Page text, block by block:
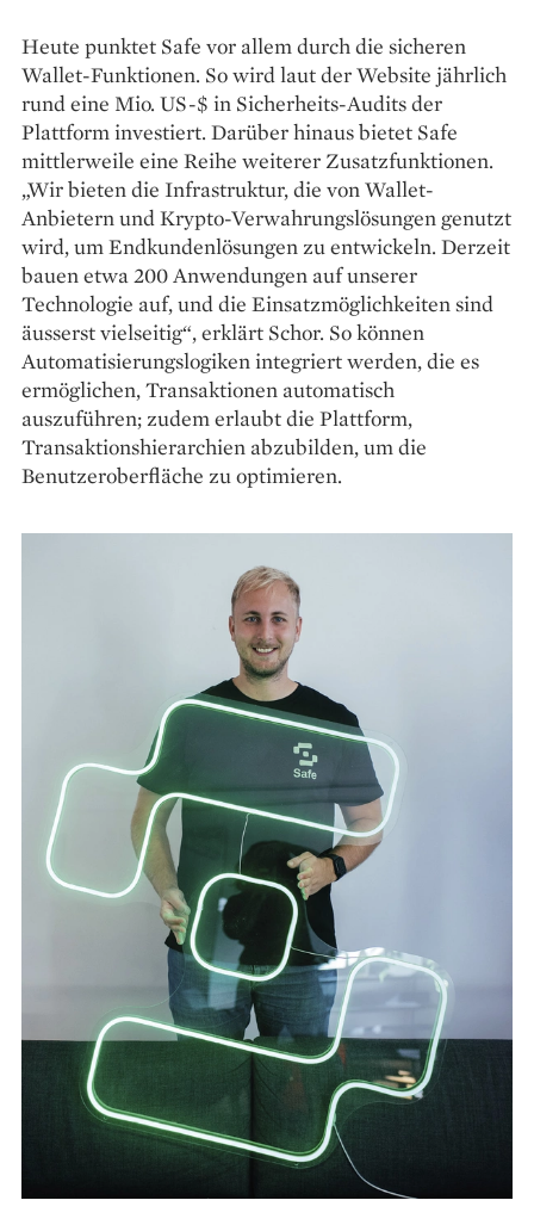
Heute punktet Safe vor ­allem durch die sicheren
Wallet-Funktio­nen. So wird laut der Website jährlich
rund eine Mio. US-$ in ­Sicherheits-Audits der
Plattform investiert. Darüber hinaus bietet Safe
mittlerweile eine Reihe weiterer Zusatzfunktionen.
„Wir bieten die In­frastruktur, die von Wallet-
Anbietern und Krypto-Verwahrungslösungen genutzt
wird, um Endkundenlösungen zu ent­wickeln. Derzeit
bauen etwa 200 Anwendungen auf unserer
Technologie auf, und die Einsatzmöglichkeiten sind
äusserst vielseitig“, erklärt Schor. So können
Automatisierungs­logiken integriert werden, die es
ermög­lichen, Transaktionen automatisch
auszuführen; zudem erlaubt die Plattform,
Transaktionshierarchien abzu­bilden, um die
Benutzeroberfläche zu optimieren.